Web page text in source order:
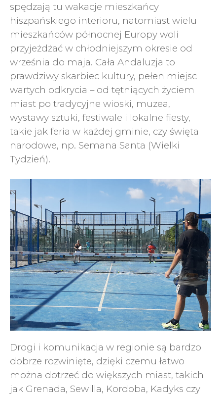
spędzają tu wakacje mieszkańcy
hiszpańskiego interioru, natomiast wielu
mieszkańców północnej Europy woli
przyjeżdżać w chłodniejszym okresie od
września do maja. Cała Andaluzja to
prawdziwy skarbiec kultury, pełen miejsc
wartych odkrycia – od tętniących życiem
miast po tradycyjne wioski, muzea,
wystawy sztuki, festiwale i lokalne fiesty,
takie jak feria w każdej gminie, czy święta
narodowe, np. Semana Santa (Wielki
Tydzień).
Drogi i komunikacja w regionie są bardzo
dobrze rozwinięte, dzięki czemu łatwo
można dotrzeć do większych miast, takich
jak Grenada, Sewilla, Kordoba, Kadyks czy